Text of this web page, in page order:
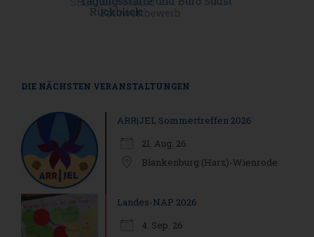
DIE NÄCHSTEN VERANSTALTUNGEN
ARR|JEL Sommertreffen 2026
21. Aug. 26
Blankenburg (Harz)-Wienrode
Landes-NAP 2026
4. Sep. 26